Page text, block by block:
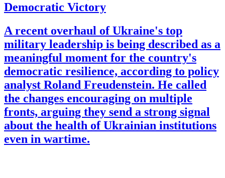
Democratic Victory
A recent overhaul of Ukraine's top
military leadership is being described as a
meaningful moment for the country's
democratic resilience, according to policy
analyst Roland Freudenstein. He called
the changes encouraging on multiple
fronts, arguing they send a strong signal
about the health of Ukrainian institutions
even in wartime.